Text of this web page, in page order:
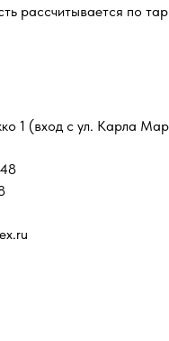
рассчитывается по
1 (вход с ул. Карла